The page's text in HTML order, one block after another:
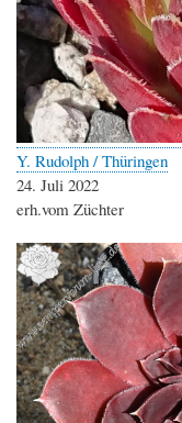
Y. Rudolph / Thüringen
24. Juli 2022
erh.vom Züchter